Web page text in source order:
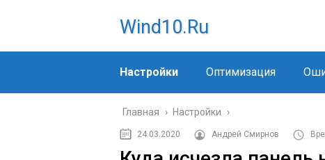
Wind10.ru
Настройки Оптимизация
Главная › Настройки ›
24.03.2020 Андрей Смирнов